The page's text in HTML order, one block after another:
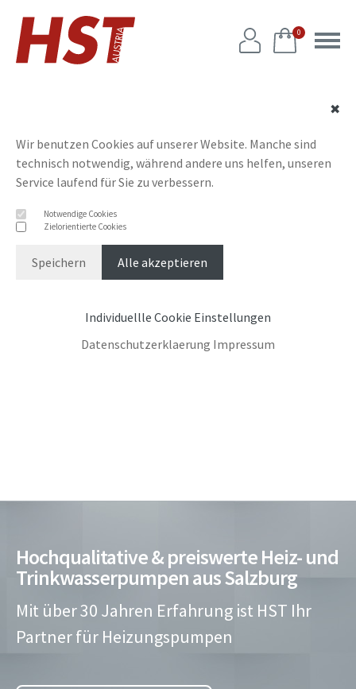
✖
Wir benutzen Cookies auf unserer Website. Manche sind
technisch notwendig, während andere uns helfen, unseren
Service laufend für Sie zu verbessern.
Notwendige Cookies
Zielorientierte Cookies
Speichern Alle akzeptieren
Individuellle Cookie Einstellungen
Datenschutzerklaerung Impressum
0
Hochqualitative & preiswerte Heiz- und
Trinkwasserpumpen aus Salzburg
Mit über 30 Jahren Erfahrung ist HST Ihr
Partner für Heizungspumpen